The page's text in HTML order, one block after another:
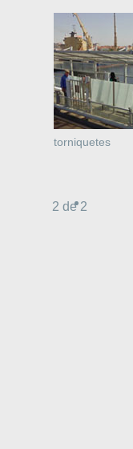
torniquetes
2 de 2